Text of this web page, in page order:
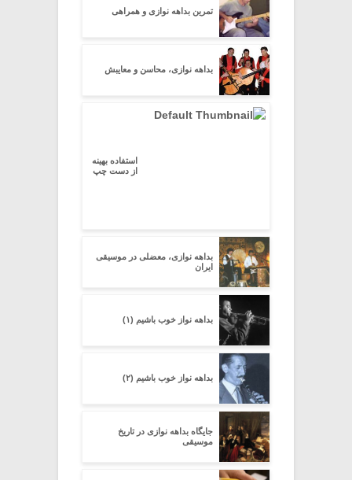
تمرین بداهه نوازی و همراهی
بداهه نوازی، محاسن و معایبش
استفاده بهینه
از دست چپ
بداهه نوازی، معضلی در موسیقی
ایران
بداهه نواز خوب باشیم (۱)
بداهه نواز خوب باشیم (۲)
جایگاه بداهه نوازی در تاریخ
موسیقی